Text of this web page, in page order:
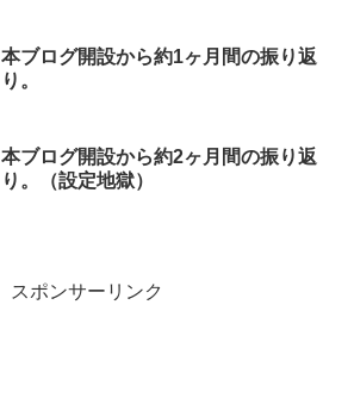
本ブログ開設から約1ヶ月間の振り返
り。
本ブログ開設から約2ヶ月間の振り返
り。（設定地獄）
スポンサーリンク